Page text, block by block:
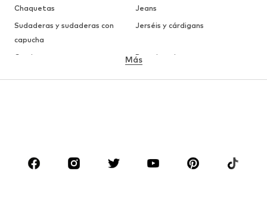
Chaquetas
Jeans
Sudaderas y sudaderas con
capucha
Jerséis y cárdigans
Camisetas
Ropa interior
ROPA
Más